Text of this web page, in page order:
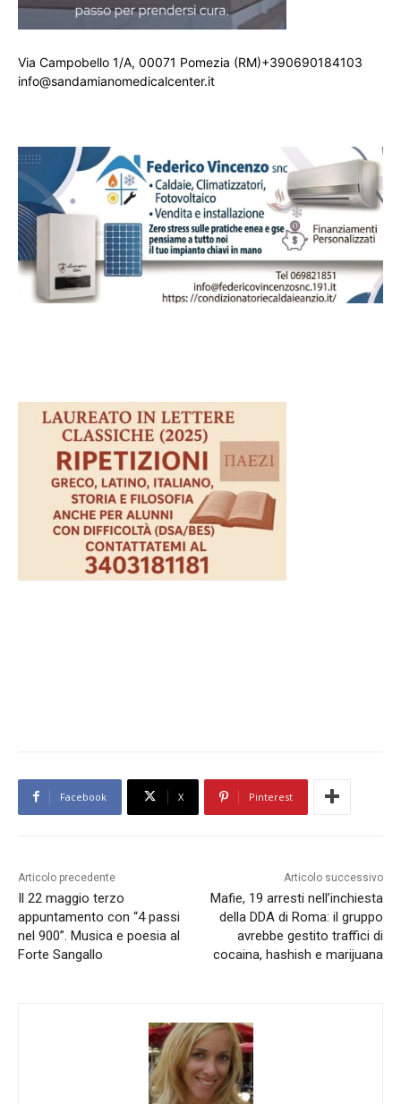
Via Campobello 1/A, 00071 Pomezia (RM)+390690184103
info@sandamianomedicalcenter.it
Facebook X Pinterest
Articolo precedente
Il 22 maggio terzo
appuntamento con “4 passi
nel 900”. Musica e poesia al
Forte Sangallo
Articolo successivo
Mafie, 19 arresti nell’inchiesta
della DDA di Roma: il gruppo
avrebbe gestito traffici di
cocaina, hashish e marijuana